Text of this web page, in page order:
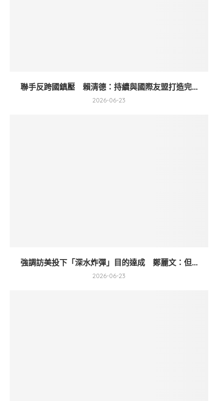
聯手反跨國鎮壓 賴清德：持續與國際友盟打造完...
2026-06-23
強調訪美投下「深水炸彈」目的達成 鄭麗文：但...
2026-06-23